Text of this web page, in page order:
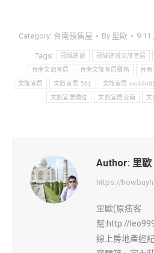
Category: 台南預售屋 By 里歐 9 11
Tags: 冠城建設 冠城建設文旅宜居
台南文旅宜居 台南文旅宜居價格 台南
文旅宜居 文旅宜居 591 文旅宜居 mobile01
文旅宜居價位 文旅宜居台南 文
Author: 里歐
https://
里歐(原痞客
幫:http://
線上房地產經